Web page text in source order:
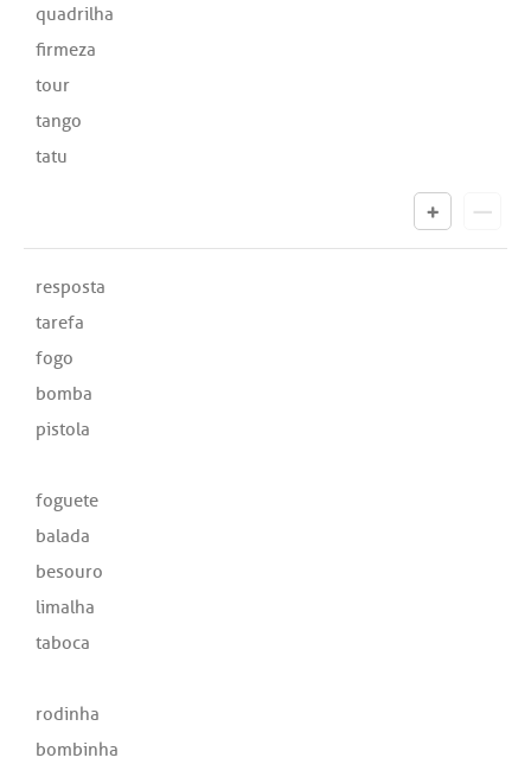
quadrilha
firmeza
tour
tango
tatu
resposta
tarefa
fogo
bomba
pistola
foguete
balada
besouro
limalha
taboca
rodinha
bombinha